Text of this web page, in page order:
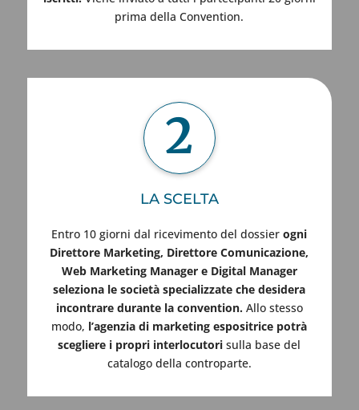
prima della Convention.
2
LA SCELTA
Entro 10 giorni dal ricevimento del dossierogni
Direttore Marketing, Direttore Comunicazione,
Web Marketing Manager e Digital Manager
seleziona le società specializzate che desidera
incontrare durante la convention.Allo stesso
modo, l’agenzia di marketing espositrice potrà
scegliere i propri interlocutori sulla base del
catalogo della controparte.